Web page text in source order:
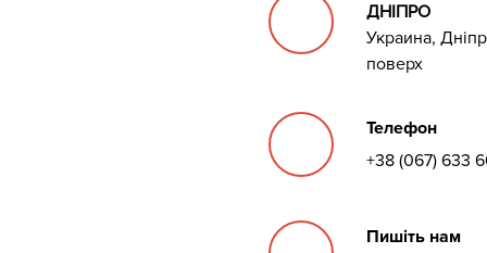
ДНІПРО
Украина,
поверх
Телефон
+38 (067) 633
Пишіть нам